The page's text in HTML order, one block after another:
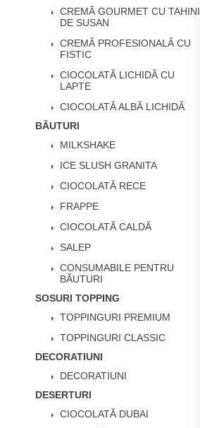
CREMĂ GOURMET CU TAHINI
DE SUSAN
CREMĂ PROFESIONALĂ CU
FISTIC
CIOCOLATĂ LICHIDĂ CU
LAPTE
CIOCOLATĂ ALBĂ LICHIDĂ
BĂUTURI
MILKSHAKE
ICE SLUSH GRANITA
CIOCOLATĂ RECE
FRAPPE
CIOCOLATĂ CALDĂ
SALEP
CONSUMABILE PENTRU
BĂUTURI
SOSURI TOPPING
TOPPINGURI PREMIUM
TOPPINGURI CLASSIC
DECORATIUNI
DECORATIUNI
DESERTURI
CIOCOLATĂ DUBAI